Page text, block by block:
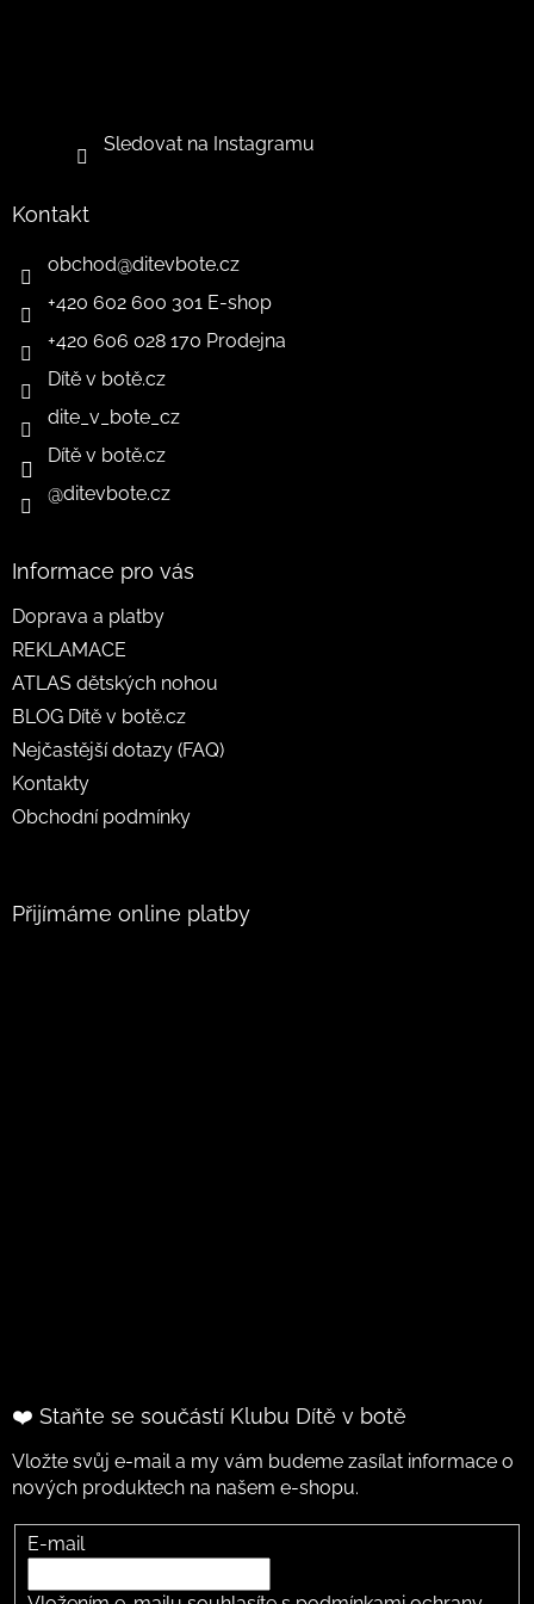
Sledovat na Instagramu
Kontakt
obchod@ditevbote.cz
+420 602 600 301 E-shop
+420 606 028 170 Prodejna
Dítě v botě.cz
dite_v_bote_cz
Dítě v botě.cz
@ditevbote.cz
Informace pro vás
Doprava a platby
REKLAMACE
ATLAS dětských nohou
BLOG Dítě v botě.cz
Nejčastější dotazy (FAQ)
Kontakty
Obchodní podmínky
Přijímáme online platby
❤️ Staňte se součástí Klubu Dítě v botě
Vložte svůj e-mail a my vám budeme zasílat informace o
nových produktech na našem e-shopu.
E-mail